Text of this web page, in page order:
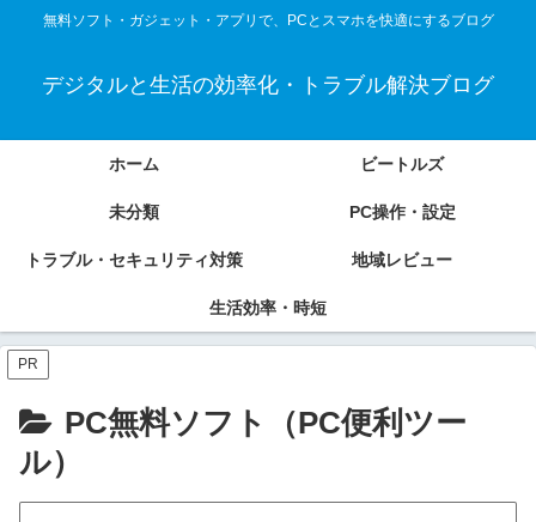
無料ソフト・ガジェット・アプリで、PCとスマホを快適にするブログ
デジタルと生活の効率化・トラブル解決ブログ
ホーム ビートルズ
未分類 PC操作・設定
トラブル・セキュリティ対策 地域レビュー
生活効率・時短
PR
PC無料ソフト（PC便利ツー
ル）